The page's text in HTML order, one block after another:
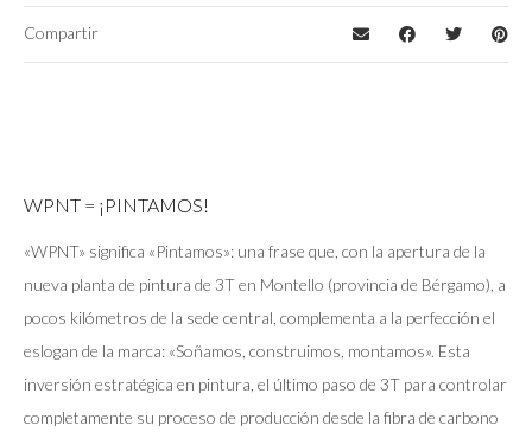
Compartir
WPNT = ¡PINTAMOS!
«WPNT» significa «Pintamos»: una frase que, con la apertura de la
nueva planta de pintura de 3T en Montello (provincia de Bérgamo), a
pocos kilómetros de la sede central, complementa a la perfección el
eslogan de la marca: «Soñamos, construimos, montamos». Esta
inversión estratégica en pintura, el último paso de 3T para controlar
completamente su proceso de producción desde la fibra de carbono